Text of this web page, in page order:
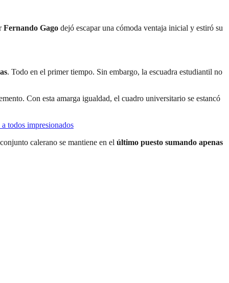
Fernando Gago dejó escapar una cómoda ventaja inicial y estiró su
. Todo en el primer tiempo. Sin embargo, la escuadra estudiantil no
Con esta amarga igualdad, el cuadro universitario se estancó
todos impresionados
calerano se mantiene en el último puesto sumando apenas